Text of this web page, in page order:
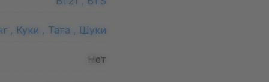
, Куки , Тата , Шуки
Нет